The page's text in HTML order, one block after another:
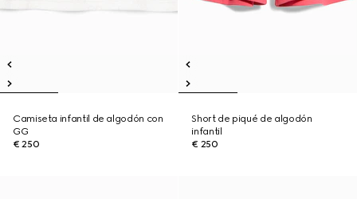
Camiseta infantil de algodón con
GG
€ 250
Short de piqué de algodón
infantil
€ 250